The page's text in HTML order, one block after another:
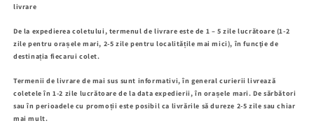
livrare
De la expedierea coletului, termenul de livrare este de 1 – 5 zile lucrătoare (1-2
zile pentru orașele mari, 2-5 zile pentru localitățile mai mici), în funcţie de
destinația fiecarui colet.
Termenii de livrare de mai sus sunt informativi, în general curierii livrează
coletele în 1-2 zile lucrătoare de la data expedierii, în orașele mari. De sărbători
sau în perioadele cu promoții este posibil ca livrările să dureze 2-5 zile sau chiar
mai mult.